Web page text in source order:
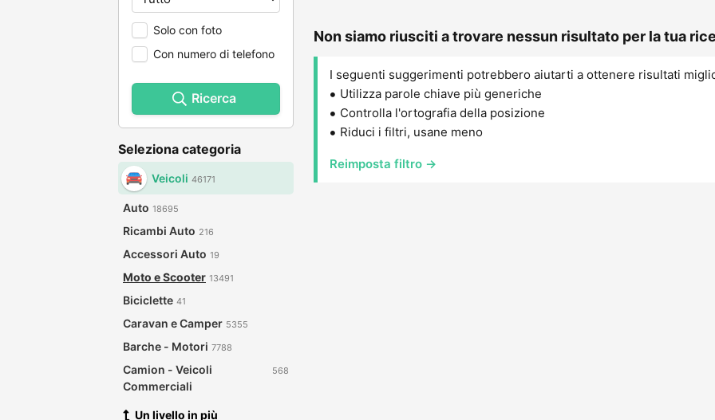
Solo con foto
Con numero di telefono
Ricerca
Seleziona categoria
Veicoli 46171
Auto 18695
Ricambi Auto 216
Accessori Auto 19
Moto e Scooter 13491
Biciclette 41
Caravan e Camper 5355
Barche - Motori 7788
Camion - Veicoli
Commerciali
568
Un livello in più
Non siamo riusciti a trovare nessun risultato per la tua
I seguenti suggerimenti potrebbero aiutarti a ottenere risultati
Utilizza parole chiave più generiche
Controlla l'ortografia della posizione
Riduci i filtri, usane meno
Reimposta filtro →